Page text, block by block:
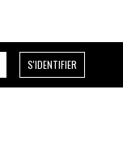
S'IDENTIFIER